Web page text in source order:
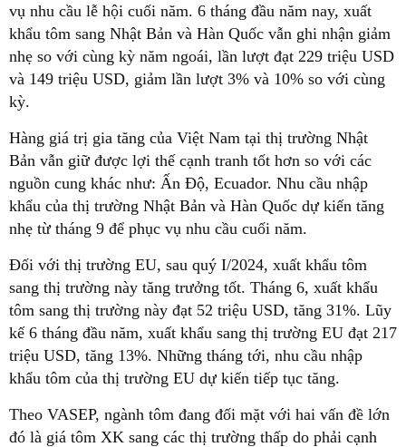
vụ nhu cầu lễ hội cuối năm. 6 tháng đầu năm nay, xuất
khẩu tôm sang Nhật Bản và Hàn Quốc vẫn ghi nhận giảm
nhẹ so với cùng kỳ năm ngoái, lần lượt đạt 229 triệu USD
và 149 triệu USD, giảm lần lượt 3% và 10% so với cùng
kỳ.
Hàng giá trị gia tăng của Việt Nam tại thị trường Nhật
Bản vẫn giữ được lợi thế cạnh tranh tốt hơn so với các
nguồn cung khác như: Ấn Độ, Ecuador. Nhu cầu nhập
khẩu của thị trường Nhật Bản và Hàn Quốc dự kiến tăng
nhẹ từ tháng 9 để phục vụ nhu cầu cuối năm.
Đối với thị trường EU, sau quý I/2024, xuất khẩu tôm
sang thị trường này tăng trưởng tốt. Tháng 6, xuất khẩu
tôm sang thị trường này đạt 52 triệu USD, tăng 31%. Lũy
kế 6 tháng đầu năm, xuất khẩu sang thị trường EU đạt 217
triệu USD, tăng 13%. Những tháng tới, nhu cầu nhập
khẩu tôm của thị trường EU dự kiến tiếp tục tăng.
Theo VASEP, ngành tôm đang đối mặt với hai vấn đề lớn
đó là giá tôm XK sang các thị trường thấp do phải cạnh